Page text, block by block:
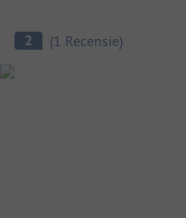
Camping overzicht
2 (1 Recensie)